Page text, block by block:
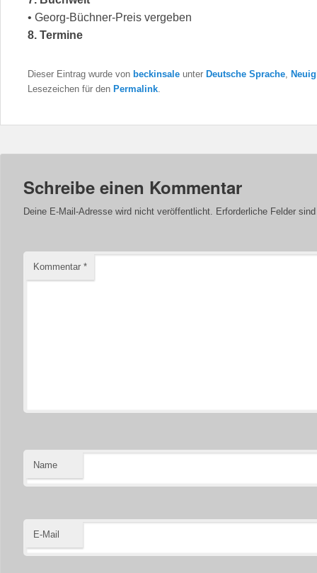
• Georg-Büchner-Preis vergeben
8. Termine
Dieser Eintrag wurde von beckinsale unter Deutsche Sprache
Lesezeichen für den Permalink
Schreibe einen Kommentar
Deine E-Mail-Adresse wird nicht veröffentlicht. Erforderliche Felder
Kommentar *
Name
E-Mail